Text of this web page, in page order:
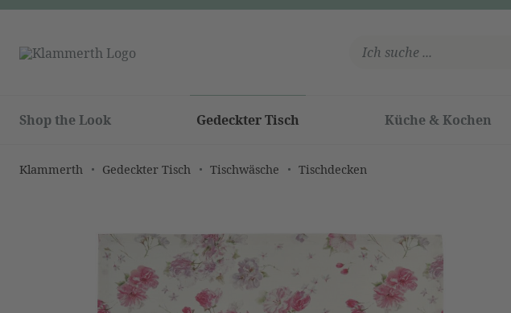
Shop the Look Gedeckter Tisch Küche & Kochen
Klammerth Gedeckter Tisch Tischwäsche Tischdecken
Bildergalerie überspringen